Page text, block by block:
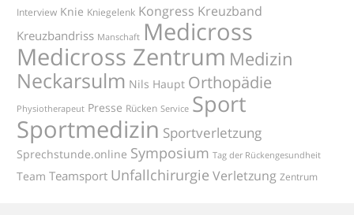
Interview Knie Kniegelenk Kongress Kreuzband
Kreuzbandriss Manschaft Medicross
Medicross Zentrum Medizin
Neckarsulm Nils Haupt Orthopädie
Physiotherapeut Presse Rücken Service Sport
Sportmedizin Sportverletzung
Sprechstunde.online Symposium Tag der Rückengesundheit
Team Teamsport Unfallchirurgie Verletzung Zentrum